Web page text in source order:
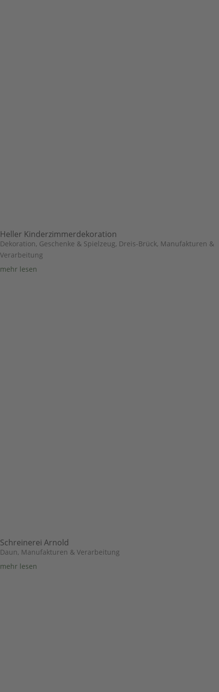
Heller Kinderzimmerdekoration
Dekoration, Geschenke & Spielzeug, Dreis-Brück, Manufakturen &
Verarbeitung
mehr lesen
Schreinerei Arnold
Daun, Manufakturen & Verarbeitung
mehr lesen